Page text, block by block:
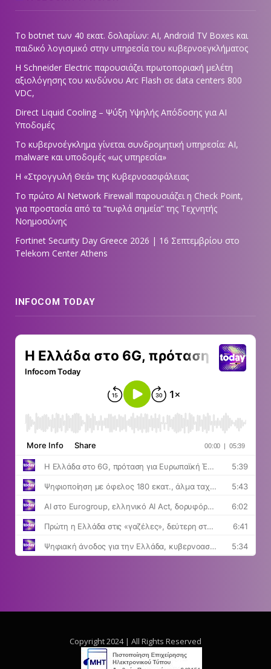
Το botnet των 40 εκατ. δολαρίων: AI, Android TV Boxes και
παιδικό λογισμικό στην υπηρεσία του κυβερνοεγκλήματος
Η Schneider Electric παρουσιάζει πρωτοποριακή μελέτη
αξιολόγησης του κινδύνου Arc Flash σε data centers 800
VDC,
Direct Liquid Cooling – Ψύξη Υψηλής Απόδοσης για AI
Υποδομές
Το κυβερνοέγκλημα γίνεται συνδρομητική υπηρεσία: AI,
malware και υποδομές «ως υπηρεσία»
Η «Στρογγυλή Θεά» της Κυβερνοασφάλειας
Tο πρώτο AI Network Firewall παρουσιάζει η Check Point,
για προστασία από τα “τυφλά σημεία” της Τεχνητής
Νοημοσύνης
Fortinet Security Day Greece 2026 | 16 Σεπτεμβρίου στο
Telekom Center Athens
INFOCOM TODAY
Copyright 2024 | All Rights Reserved